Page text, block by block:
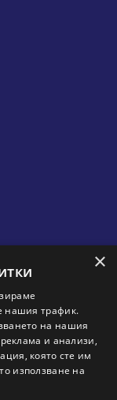
×
нашия трафик.
на нашия
и анализи,
която сте им
използване на